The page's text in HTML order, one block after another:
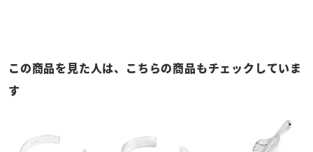
この商品を見た人は、こちらの商品もチェックしていま
す